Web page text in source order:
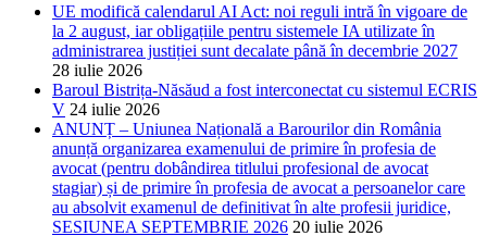
UE modifică calendarul AI Act: noi reguli intră în vigoare de
la 2 august, iar obligațiile pentru sistemele IA utilizate în
administrarea justiției sunt decalate până în decembrie 2027
28 iulie 2026
Baroul Bistrița-Năsăud a fost interconectat cu sistemul ECRIS
V 24 iulie 2026
ANUNȚ – Uniunea Națională a Barourilor din România
anunță organizarea examenului de primire în profesia de
avocat (pentru dobândirea titlului profesional de avocat
stagiar) și de primire în profesia de avocat a persoanelor care
au absolvit examenul de definitivat în alte profesii juridice,
SESIUNEA SEPTEMBRIE 2026 20 iulie 2026